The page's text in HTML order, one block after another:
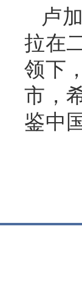
卢
拉在
领下
市，
鉴中